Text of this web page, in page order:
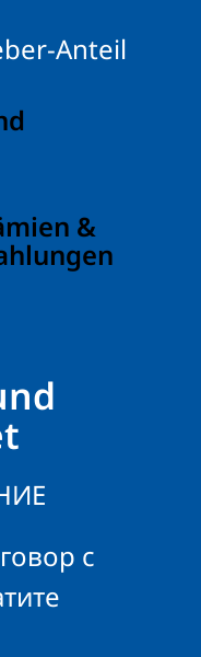
с
Anteil
&